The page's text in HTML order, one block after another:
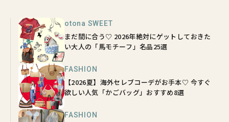
otona SWEET
まだ間に合う♡ 2026年絶対にゲットしておきた
い大人の「馬モチーフ」名品25選
FASHION
【2026夏】海外セレブコーデがお手本♡ 今すぐ
欲しい人気「かごバッグ」おすすめ8選
FASHION